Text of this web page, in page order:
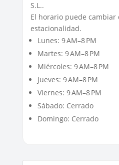
S.L..
El horario puede
estacionalidad.
Lunes: 9 AM–8 PM
Martes: 9 AM–8 PM
Miércoles: 9 AM–8 PM
Jueves: 9 AM–8 PM
Viernes: 9 AM–8 PM
Sábado: Cerrado
Domingo: Cerrado